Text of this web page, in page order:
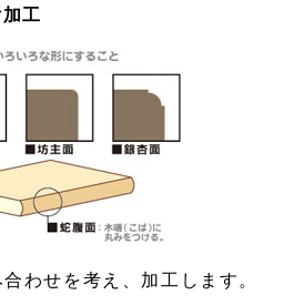
工
わせを考え、加工します。